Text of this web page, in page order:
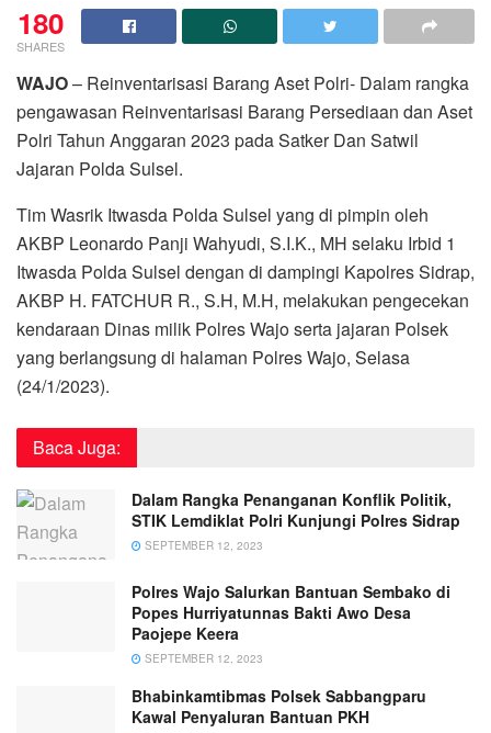
180
SHARES
WAJO– Reinventarisasi Barang Aset Polri- Dalam rangka
pengawasan Reinventarisasi Barang Persediaan dan Aset
Polri Tahun Anggaran 2023 pada Satker Dan Satwil
Jajaran Polda Sulsel.
Tim Wasrik Itwasda Polda Sulsel yang di pimpin oleh
AKBP Leonardo Panji Wahyudi, S.I.K., MH selaku Irbid 1
Itwasda Polda Sulsel dengan di dampingi Kapolres Sidrap,
AKBP H. FATCHUR R., S.H, M.H, melakukan pengecekan
kendaraan Dinas milik Polres Wajo serta jajaran Polsek
yang berlangsung di halaman Polres Wajo, Selasa
(24/1/2023).
Baca Juga:
Dalam Rangka Penanganan Konflik Politik,
STIK Lemdiklat Polri Kunjungi Polres Sidrap
SEPTEMBER 12, 2023
Polres Wajo Salurkan Bantuan Sembako di
Popes Hurriyatunnas Bakti Awo Desa
Paojepe Keera
SEPTEMBER 12, 2023
Bhabinkamtibmas Polsek Sabbangparu
Kawal Penyaluran Bantuan PKH